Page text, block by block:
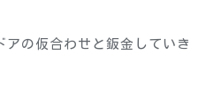
アの仮合わせと鈑金していき